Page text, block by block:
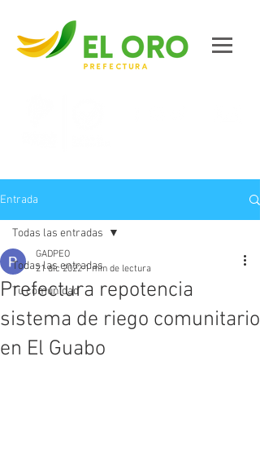
Entrada
Todas las entradas
Tu comunidad
Todas las entradas
Prefectura repotencia
sistema de riego comunitario
en El Guabo
GADPEO
21 dic 2022 1 min de lectura